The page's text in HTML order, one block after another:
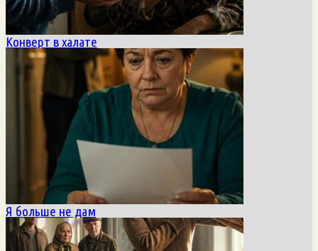
Конверт в халате
Я больше не дам